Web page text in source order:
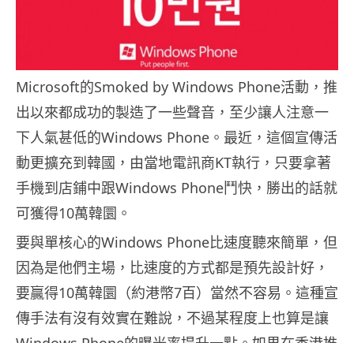
Microsoft的Smoked by Windows Phone活動，推
出以來都成功的製造了一些聲音，至少讓人注意一
下人氣甚低的Windows Phone。最近，這個宣傳活
動更擴充到韓國，由當地電訊商KT執行，只要拿著
手機到店鋪中跟Windows Phone鬥快，勝出的話就
可獲得10萬韓圜。
要與單核心的Windows Phone比速度聽來簡單，但
因為是他們主場，比速度的方式都是預先設計好，
要贏得10萬韓圜（約港幣7百）當然不容易。這種宣
傳手法有沒有效實在難說，不過某程度上也算是讓